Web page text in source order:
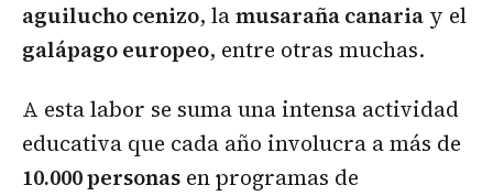
aguilucho cenizo, lamusaraña canaria y el
galápago europeo, entre otras muchas.
A esta labor se suma una intensa actividad
educativa que cada año involucra a más de
10.000 personas en programas de